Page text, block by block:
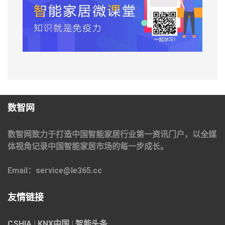
数智网
数智网致力于打造中国智能家居行业第一资讯门户，以全媒
体视角记录中国智能家居市场的每一步成长。
Email：service@le365.cc
友情链接